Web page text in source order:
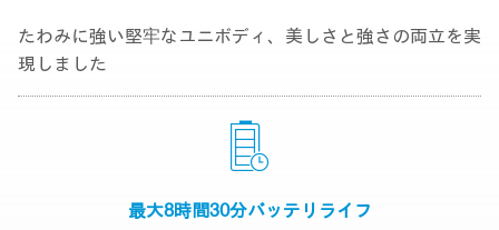
たわみに強い堅牢なユニボディ、美しさと強さの両立を実
現しました
最大8時間30分バッテリライフ